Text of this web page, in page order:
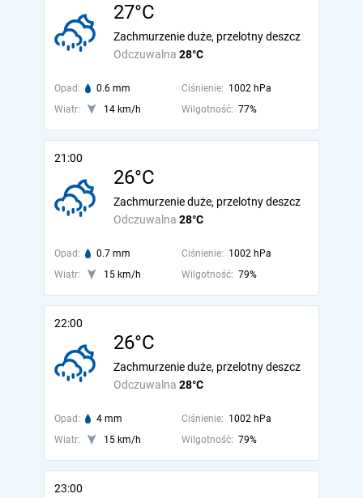
27°C
Odczuwalna 28°C
Zachmurzenie duże, przelotny deszcz
Opad: 0.6 mm Ciśnienie: 1002 hPa
Wiatr:
14 km/h Wilgotność: 77%
21:00
26°C
Odczuwalna 28°C
Zachmurzenie duże, przelotny deszcz
Opad: 0.7 mm Ciśnienie: 1002 hPa
Wiatr:
15 km/h Wilgotność: 79%
22:00
26°C
Odczuwalna 28°C
Zachmurzenie duże, przelotny deszcz
Opad: 4 mm Ciśnienie: 1002 hPa
Wiatr:
15 km/h Wilgotność: 79%
23:00